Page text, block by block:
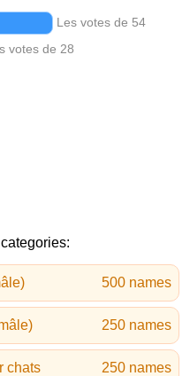
Les votes de 54
votes de 28
500 names
250 names
chats 250 names